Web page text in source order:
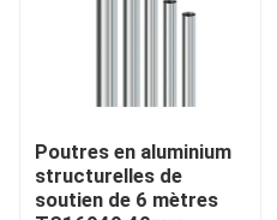
Poutres en aluminium
structurelles de
soutien de 6 mètres